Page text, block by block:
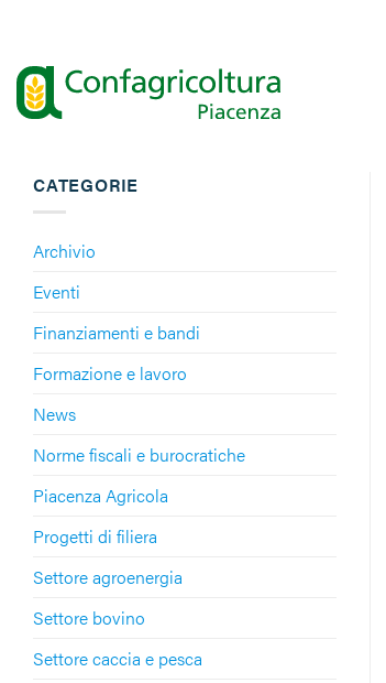
contenuti
CATEGORIE
Archivio
Eventi
Finanziamenti e bandi
Formazione e lavoro
News
Norme fiscali e burocratiche
Piacenza Agricola
Progetti di filiera
Settore agroenergia
Settore bovino
Settore caccia e pesca